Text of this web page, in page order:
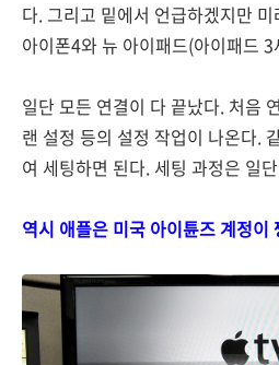
다. 그리고 밑에서 언급하겠지만
아이폰4와 뉴 아이패드(아이패드
일단 모든 연결이 다 끝났다. 처음
랜 설정 등의 설정 작업이 나온다.
여 세팅하면 된다. 세팅 과정은 일
역시 애플은 미국 아이튠즈 계정이